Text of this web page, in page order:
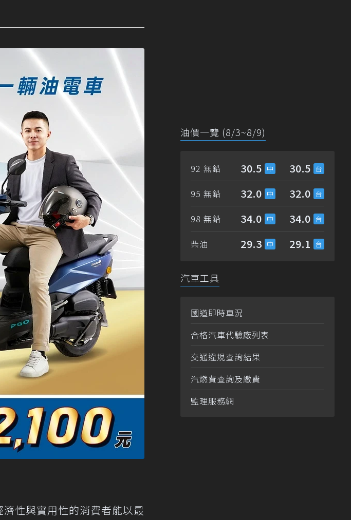
性與實用性的消費者能以最
油價一覽 (8/3~8/9)
92 無鉛 30.5 30.5
95 無鉛 32.0 32.0
98 無鉛 34.0 34.0
柴油 29.3 29.1
汽車工具
國道即時車況
合格汽車代驗廠列表
交通違規查詢結果
汽燃費查詢及繳費
監理服務網